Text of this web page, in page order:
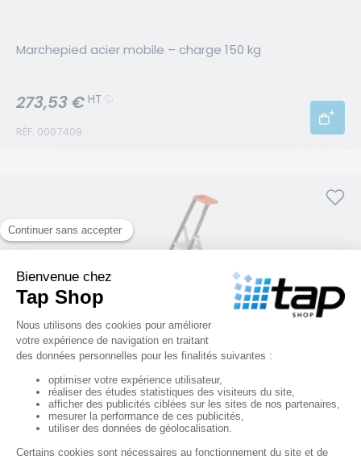
Marchepied acier mobile – charge 150 kg
RÉF. 0007409
273,53 € HT
90 mm – charge 150 kg
RÉF. 0012379
105,99 € HT